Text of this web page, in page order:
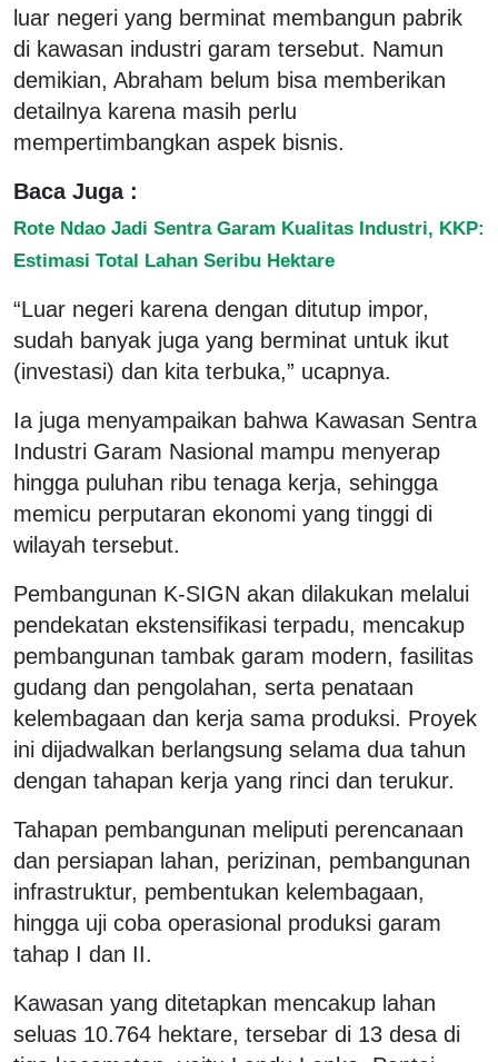
luar negeri yang berminat membangun pabrik
di kawasan industri garam tersebut. Namun
demikian, Abraham belum bisa memberikan
detailnya karena masih perlu
mempertimbangkan aspek bisnis.
Baca Juga :
Rote Ndao Jadi Sentra Garam Kualitas Industri, KKP:
Estimasi Total Lahan Seribu Hektare
“Luar negeri karena dengan ditutup impor,
sudah banyak juga yang berminat untuk ikut
(investasi) dan kita terbuka,” ucapnya.
Ia juga menyampaikan bahwa Kawasan Sentra
Industri Garam Nasional mampu menyerap
hingga puluhan ribu tenaga kerja, sehingga
memicu perputaran ekonomi yang tinggi di
wilayah tersebut.
Pembangunan K-SIGN akan dilakukan melalui
pendekatan ekstensifikasi terpadu, mencakup
pembangunan tambak garam modern, fasilitas
gudang dan pengolahan, serta penataan
kelembagaan dan kerja sama produksi. Proyek
ini dijadwalkan berlangsung selama dua tahun
dengan tahapan kerja yang rinci dan terukur.
Tahapan pembangunan meliputi perencanaan
dan persiapan lahan, perizinan, pembangunan
infrastruktur, pembentukan kelembagaan,
hingga uji coba operasional produksi garam
tahap I dan II.
Kawasan yang ditetapkan mencakup lahan
seluas 10.764 hektare, tersebar di 13 desa di